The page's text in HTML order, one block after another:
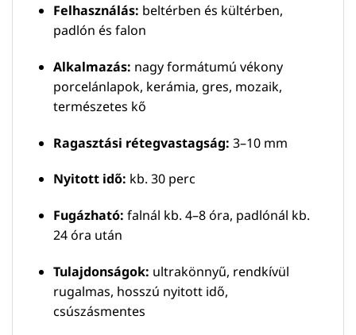
Felhasználás: beltérben és kültérben,
padlón és falon
Alkalmazás: nagy formátumú vékony
porcelánlapok, kerámia, gres, mozaik,
természetes kő
Ragasztási rétegvastagság: 3–10 mm
Nyitott idő: kb. 30 perc
Fugázható: falnál kb. 4–8 óra, padlónál kb.
24 óra után
Tulajdonságok: ultrakönnyű, rendkívül
rugalmas, hosszú nyitott idő,
csúszásmentes